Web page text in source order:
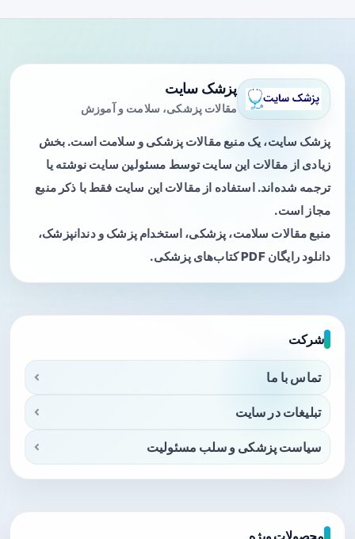
پزشک سایت
مقالات پزشکی، سلامت و آموزش
پزشک سایت، یک منبع مقالات پزشکی و سلامت است. بخش
زیادی از مقالات این سایت توسط مسئولین سایت نوشته یا
ترجمه شده‌اند. استفاده از مقالات این سایت فقط با ذکر منبع
مجاز است.
منبع مقالات سلامت، پزشکی، استخدام پزشک و دندانپزشک،
دانلود رایگان PDF کتاب‌های پزشکی.
شرکت
تماس با ما
تبلیغات در سایت
سیاست پزشکی و سلب مسئولیت
محصولات ویژه